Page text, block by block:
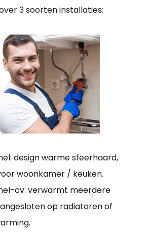
3 soorten installaties:
design warme sfeerhaard,
woonkamer / keuken.
cv: verwarmt meerdere
op radiatoren of